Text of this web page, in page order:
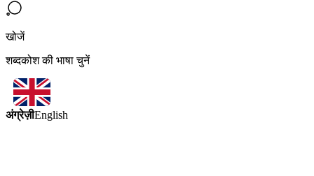
खोजें
शब्दकोश की भाषा चुनें
अंग्रेज़ीEnglish